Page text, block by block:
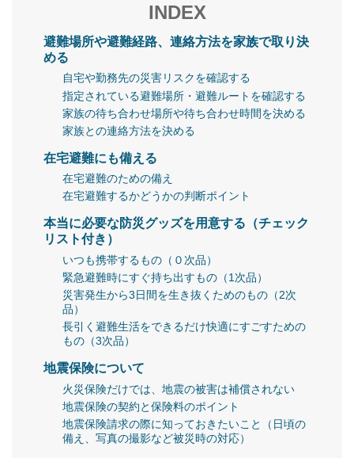
INDEX
避難場所や避難経路、連絡方法を家族で取り決
める
自宅や勤務先の災害リスクを確認する
指定されている避難場所・避難ルートを確認する
家族の待ち合わせ場所や待ち合わせ時間を決める
家族との連絡方法を決める
在宅避難にも備える
在宅避難のための備え
在宅避難するかどうかの判断ポイント
本当に必要な防災グッズを用意する（チェック
リスト付き）
いつも携帯するもの（０次品）
緊急避難時にすぐ持ち出すもの（1次品）
災害発生から3日間を生き抜くためのもの（2次
品）
長引く避難生活をできるだけ快適にすごすための
もの（3次品）
地震保険について
火災保険だけでは、地震の被害は補償されない
地震保険の契約と保険料のポイント
地震保険請求の際に知っておきたいこと（日頃の
備え、写真の撮影など被災時の対応）